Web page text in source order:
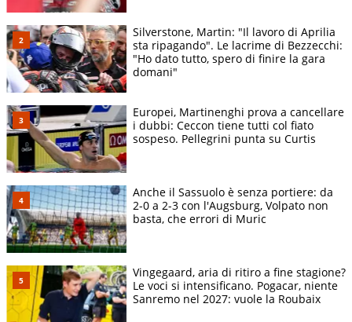
Silverstone, Martin: "Il lavoro di Aprilia
sta ripagando". Le lacrime di Bezzecchi:
"Ho dato tutto, spero di finire la gara
domani"
Europei, Martinenghi prova a cancellare
i dubbi: Ceccon tiene tutti col fiato
sospeso. Pellegrini punta su Curtis
Anche il Sassuolo è senza portiere: da
2-0 a 2-3 con l'Augsburg, Volpato non
basta, che errori di Muric
Vingegaard, aria di ritiro a fine stagione?
Le voci si intensificano. Pogacar, niente
Sanremo nel 2027: vuole la Roubaix